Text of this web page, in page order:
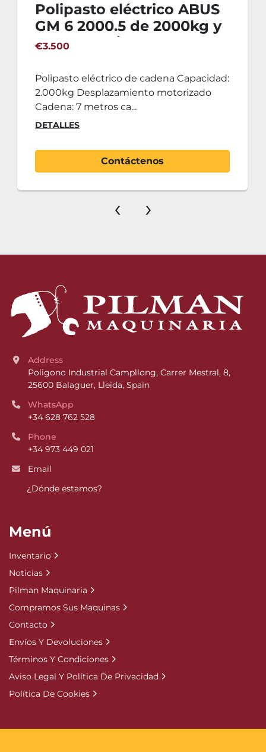
Polipasto eléctrico ABUS
GM 6 2000.5 de 2000kg y
desplazamiento
€3.500
Polipasto eléctrico de cadena Capacidad:
2.000kg Desplazamiento motorizado
Cadena: 7 metros ca...
DETALLES
Contáctenos
‹ ›
Address
Poligono Industrial Campllong, Carrer Mestral, 8,
25600 Balaguer, Lleida, Spain
WhatsApp
+34 628 762 528
Phone
+34 973 449 021
Email
¿Dónde estamos?
Menú
Inventario
Noticias
Pilman Maquinaria
Compramos Sus Maquinas
Contacto
Envíos Y Devoluciones
Términos Y Condiciones
Aviso Legal Y Política De Privacidad
Política De Cookies